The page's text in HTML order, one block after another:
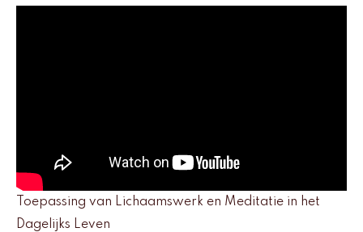
Toepassing van Lichaamswerk en Meditatie in het
Dagelijks Leven